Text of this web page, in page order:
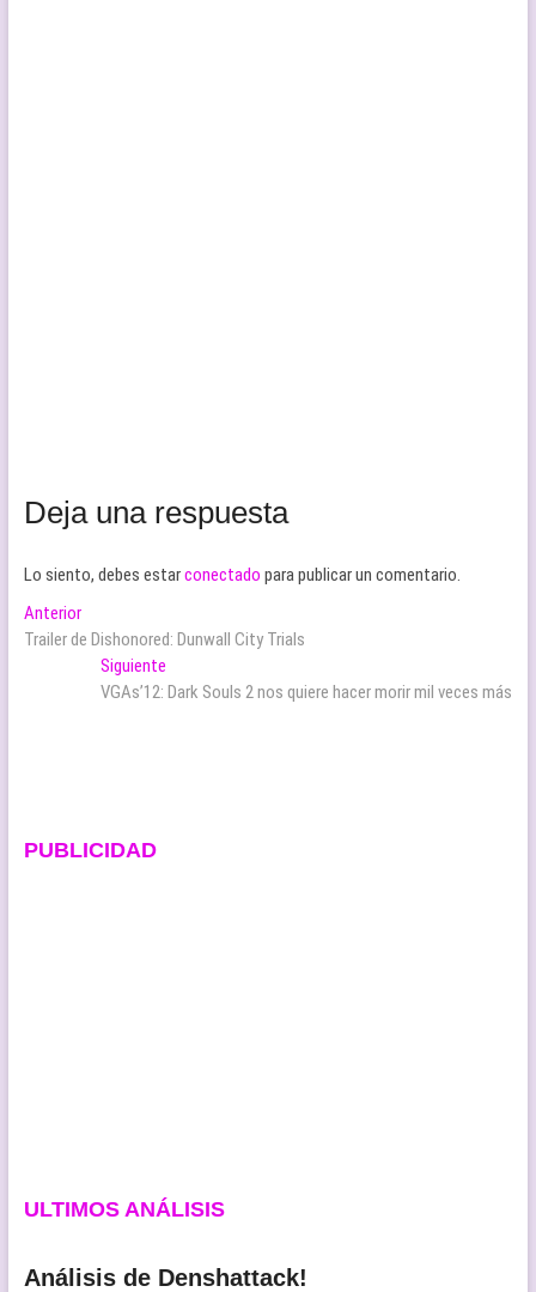
Deja una respuesta
Lo siento, debes estarconectado para publicar un comentario.
Navegación
de
entradas
AnteriorEntrada
anterior:
Trailer de Dishonored: Dunwall City Trials
Siguiente
siguiente:
VGAs’12: Dark Souls 2 nos quiere hacer morir mil veces más
PUBLICIDAD
ULTIMOS ANÁLISIS
Análisis de Denshattack!